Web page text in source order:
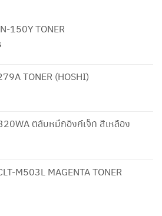
150Y TONER
TONER (HOSHI)
ตลับหมึกอิงค์เจ็ท สีเหลือง
M503L MAGENTA TONER